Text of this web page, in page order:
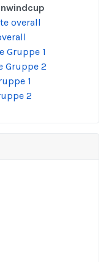
overall
Gruppe 1
Gruppe 2
1
2